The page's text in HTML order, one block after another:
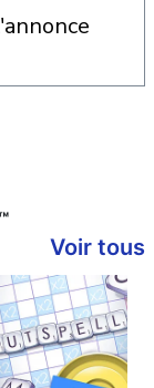
Voir tous